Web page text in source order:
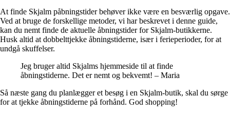
At finde Skjalm påbningstider behøver ikke være en besværlig opgave.
Ved at bruge de forskellige metoder, vi har beskrevet i denne guide,
kan du nemt finde de aktuelle åbningstider for Skjalm-butikkerne.
Husk altid at dobbelttjekke åbningstiderne, især i ferieperioder, for at
undgå skuffelser.
Jeg bruger altid Skjalms hjemmeside til at finde
åbningstiderne. Det er nemt og bekvemt! – Maria
Så næste gang du planlægger et besøg i en Skjalm-butik, skal du sørge
for at tjekke åbningstiderne på forhånd. God shopping!